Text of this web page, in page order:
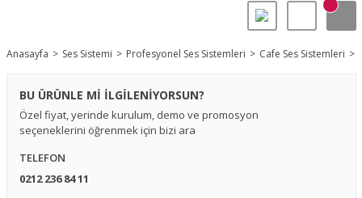
Anasayfa Ses Sistemi Profesyonel Ses Sistemleri Cafe Ses Sistemleri
BU ÜRÜNLE Mİ İLGİLENİYORSUN?
Özel fiyat, yerinde kurulum, demo ve promosyon
seçeneklerini öğrenmek için bizi ara
TELEFON
0212 236 84 11